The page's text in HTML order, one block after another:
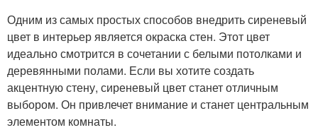
Одним из самых простых способов внедрить сиреневый
цвет в интерьер является окраска стен. Этот цвет
идеально смотрится в сочетании с белыми потолками и
деревянными полами. Если вы хотите создать
акцентную стену, сиреневый цвет станет отличным
выбором. Он привлечет внимание и станет центральным
элементом комнаты.